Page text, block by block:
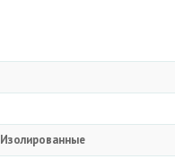
Изолированные